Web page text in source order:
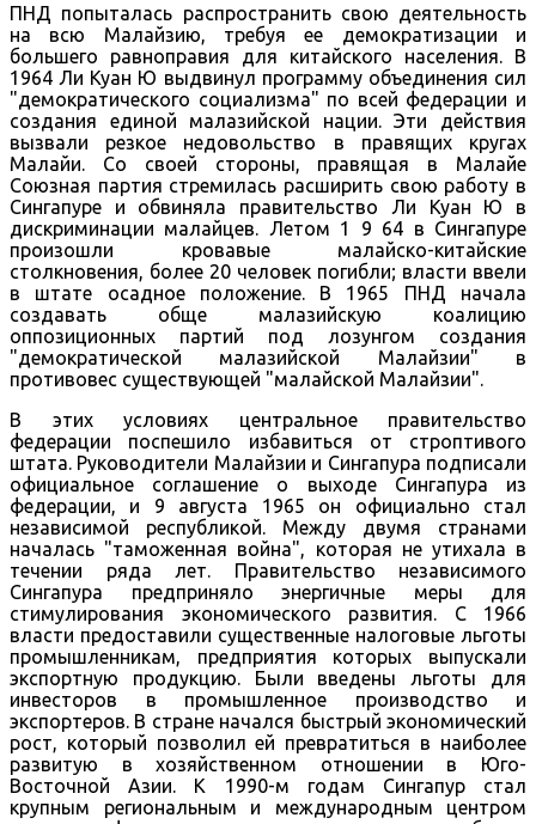
ПНД попыталась распространить свою деятельность
на всю Малайзию, требуя ее демократизации и
большего равноправия для китайского населения. В
1964 Ли Куан Ю выдвинул программу объединения сил
"демократического социализма" по всей федерации и
создания единой малазийской нации. Эти действия
вызвали резкое недовольство в правящих кругах
Малайи. Со своей стороны, правящая в Малайе
Союзная партия стремилась расширить свою работу в
Сингапуре и обвиняла правительство Ли Куан Ю в
дискриминации малайцев. Летом 1 9 64 в Сингапуре
произошли кровавые малайско-китайские
столкновения, более 20 человек погибли; власти ввели
в штате осадное положение. В 1965 ПНД начала
создавать обще малазийскую коалицию
оппозиционных партий под лозунгом создания
"демократической малазийской Малайзии" в
противовес существующей "малайской Малайзии".
В этих условиях центральное правительство
федерации поспешило избавиться от строптивого
штата. Руководители Малайзии и Сингапура подписали
официальное соглашение о выходе Сингапура из
федерации, и 9 августа 1965 он официально стал
независимой республикой. Между двумя странами
началась "таможенная война", которая не утихала в
течении ряда лет. Правительство независимого
Сингапура предприняло энергичные меры для
стимулирования экономического развития. С 1966
власти предоставили существенные налоговые льготы
промышленникам, предприятия которых выпускали
экспортную продукцию. Были введены льготы для
инвесторов в промышленное производство и
экспортеров. В стране начался быстрый экономический
рост, который позволил ей превратиться в наиболее
развитую в хозяйственном отношении в Юго-
Восточной Азии. К 1990-м годам Сингапур стал
крупным региональным и международным центром